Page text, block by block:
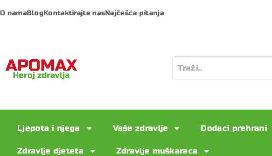
O namaBlogKontaktirajte nasNajčešća pitanja
Ljepota i njega Vaše zdravlje Dodaci prehrani
Zdravlje djeteta Zdravlje muškaraca